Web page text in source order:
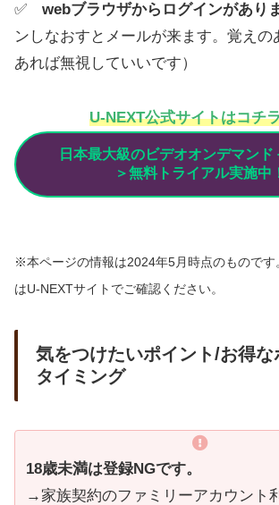
✅ webブラウザからログインがあり
ンしなおすとメールが来ます。覚えの
あれば無視していいです）
U-NEXT公式サイトはコチ
日本最大級のビデオオンデマンド
＞無料トライアル実施中
※本ページの情報は2024年5月時点のものです
はU-NEXTサイトでご確認ください。
気をつけたいポイント/お得な
タイミング
18歳未満は登録NGです。
→家族契約のファミリーアカウント